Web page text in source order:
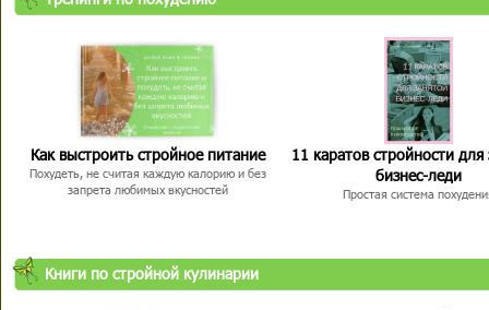
Как выстроить стройное питание
Похудеть, не считая каждую калорию и без
запрета любимых вкусностей
11 каратов стройности для
бизнес-леди
Простая система
Книги по стройной кулинарии